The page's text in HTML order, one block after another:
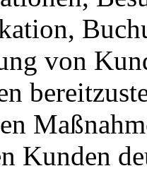
von
Kunden